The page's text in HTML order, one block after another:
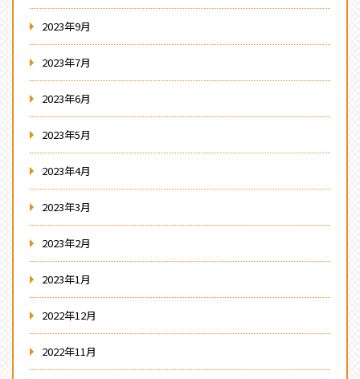
2023年9月
2023年7月
2023年6月
2023年5月
2023年4月
2023年3月
2023年2月
2023年1月
2022年12月
2022年11月